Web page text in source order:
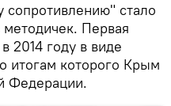
сопротивлению" стало
Первая
2014 году в виде
итогам которого Крым
Федерации.